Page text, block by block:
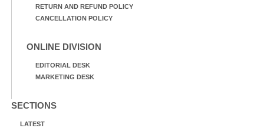
RETURN AND REFUND POLICY
CANCELLATION POLICY
ONLINE DIVISION
EDITORIAL DESK
MARKETING DESK
SECTIONS
LATEST